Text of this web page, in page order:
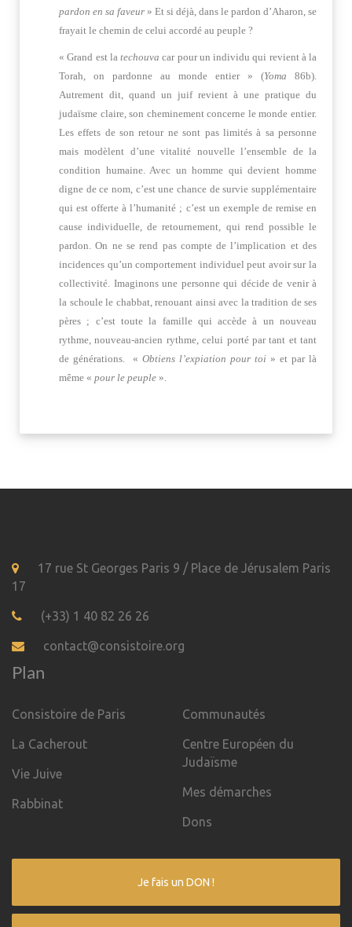
pardon en sa faveur » Et si déjà, dans le pardon d’Aharon, se
frayait le chemin de celui accordé au peuple ?
« Grand est la techouva car pour un individu qui revient à la
Torah, on pardonne au monde entier » (Yoma 86b).
Autrement dit, quand un juif revient à une pratique du
judaïsme claire, son cheminement concerne le monde entier.
Les effets de son retour ne sont pas limités à sa personne
mais modèlent d’une vitalité nouvelle l’ensemble de la
condition humaine. Avec un homme qui devient homme
digne de ce nom, c’est une chance de survie supplémentaire
qui est offerte à l’humanité ; c’est un exemple de remise en
cause individuelle, de retournement, qui rend possible le
pardon. On ne se rend pas compte de l’implication et des
incidences qu’un comportement individuel peut avoir sur la
collectivité. Imaginons une personne qui décide de venir à
la schoule le chabbat, renouant ainsi avec la tradition de ses
pères ; c’est toute la famille qui accède à un nouveau
rythme, nouveau-ancien rythme, celui porté par tant et tant
de générations. « Obtiens l’expiation pour toi » et par là
même « pour le peuple ».
17 rue St Georges Paris 9 / Place de Jérusalem Paris
17
(+33) 1 40 82 26 26
contact@consistoire.org
Plan
Consistoire de Paris
La Cacherout
Vie Juive
Rabbinat
Communautés
Centre Européen du
Judaïsme
Mes démarches
Dons
Je fais un DON !